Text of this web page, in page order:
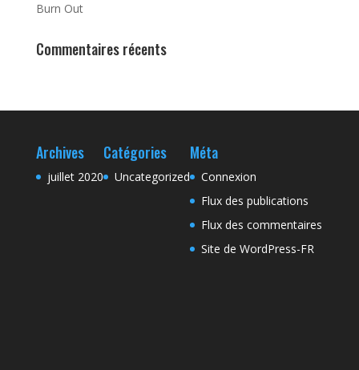
Burn Out
Commentaires récents
Archives
juillet 2020
Catégories
Uncategorized
Méta
Connexion
Flux des publications
Flux des commentaires
Site de WordPress-FR